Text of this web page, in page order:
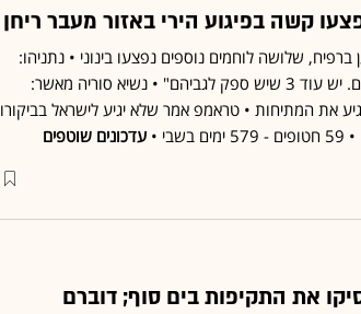
קשה בפיגוע הירי באזור מעבר ריחן
שלושה לוחמים נוספים נפצעו בינוני • נתניהו:
"אנחנו יודעים בוודאות שיש 21 חטופים חיים. יש עוד 3 שיש ספק לגביהם" • נשיא סוריה מאשר:
את המתיחות • טראמפ אמר שלא יגיע לישראל בביקורו
•
עדכונים שוטפים
את התקיפות בים סוף; דוברם